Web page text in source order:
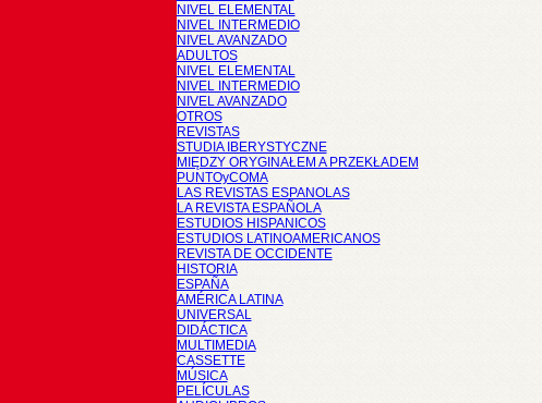
NIVEL ELEMENTAL
NIVEL INTERMEDIO
NIVEL AVANZADO
ADULTOS
NIVEL ELEMENTAL
NIVEL INTERMEDIO
NIVEL AVANZADO
OTROS
REVISTAS
STUDIA IBERYSTYCZNE
MIĘDZY ORYGINAŁEM A PRZEKŁADEM
PUNTOyCOMA
LAS REVISTAS ESPANOLAS
LA REVISTA ESPAÑOLA
ESTUDIOS HISPANICOS
ESTUDIOS LATINOAMERICANOS
REVISTA DE OCCIDENTE
HISTORIA
ESPAÑA
AMÉRICA LATINA
UNIVERSAL
DIDÁCTICA
MULTIMEDIA
CASSETTE
MÚSICA
PELÍCULAS